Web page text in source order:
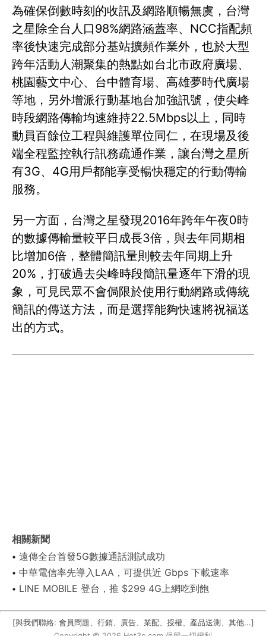
為確保倒數時刻的收訊及網路順暢無虞，台灣
之星除全台人口98%網路涵蓋率、NCC指配頻
率後快速完成部分基站擴頻作業外，也於大型
跨年活動人潮聚集的熱點如台北市政府廣場、
桃園藝文中心、台中體育場、高雄夢時代廣場
等地，另外增派行動基地台加強訊號，使尖峰
時段網路傳輸均速維持22.5Mbps以上，同時
動員百餘位工程與維護單位同仁，在現場及後
端全程監控執行訊務疏通作業，讓台灣之星所
有3G、4G用戶都能享受暢快穩定的行動傳輸
服務。
另一方面，台灣之星發現2016年跨年午夜0時
的數據傳輸量較平日成長3倍，與去年同期相
比增加6倍，整體簡訊量則較去年同期上升
20%，打破過去尖峰時段簡訊量逐年下滑的現
象，可見民眾不會侷限於使用行動網路或傳統
簡訊的傳送方法，而是選擇能夠快速將祝福送
出的方式。
相關新聞
遠傳全台首發5G數據通話測試成功
中華電信率先導入LAA，可提供近 Gbps 下載速率
LINE MOBILE 登台，推 $299 4G上網吃到飽
[與我們聯絡: 會員問題、行銷、廣告、業配、授權、產品送測、其他...]